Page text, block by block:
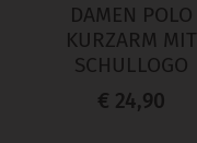
DAMEN POLO
KURZARM MIT
SCHULLOGO
€ 24,90